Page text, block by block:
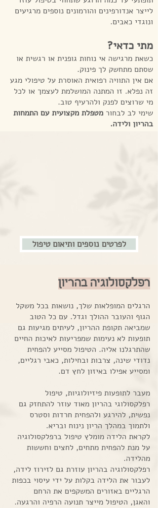
לייצר אנדורפינים והורמונים נוספים מרגיעים
ונוגדי כאבים.
מתי כדאי?
כשאת מרגישה אי נוחות גופנית או רגשית​ או
שסתם מתחשק לך פינוק.
אם אין התוויה רפואית האוסרת על טיפולי מגע
זה נפלא. זו המתנה המושלמת לעצמך או לכל
מי שרוצים לפנק ולהרעיף טוב.
שימי לב לבחור מטפלת מקצועית עם התמחות
בהריון ולידה.
לפרטים נוספים ותיאום טיפול
רפלקסולוגיה בהריון
הרגלים המופלאות שלך, נושאות בכל משקל
הגוף והעובר ההולך וגדל. עם כל הטוב
שמביאה תקופת ההריון, לעיתים מגיעות גם
תופעות לא נעימות שמפריעות לאיכות החיים
שהתרגלנו אליה. הטיפול מסייע להפחית
נדודי שינה, צרבות ובחילות, כאבי רגליים,
ומסייע אפילו באיזון לחץ דם.
מעבר לתופעות פיזיולוגיות, טיפול
רפלקסולוגי בהריון מאוד עוזר להתחזק גם
נפשית, להירגע ולהפחית חרדות וסטרס
ולתמוך במהלך הריון נינוח ובריא.
לקראת הלידה מומלץ טיפול ברפלקסולוגיה
על מנת להפחית מתחים, לחצים וחששות
מהלידה.
רפלקסולוגיה בהריון עוזרת גם לזירוז לידה,
לעבור את הלידה בקלות על ידי עיסוי בכפות
הרגליים באזורים המשקפים את הרחם
והאגן, הטיפול מייצר תנועה הרפיה והרגעה.